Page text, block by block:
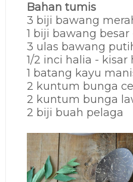
Bahan tumis
3 biji bawang
1 biji bawang
3 ulas bawang
1/2 inci halia - kisar
1 batang kayu
2 kuntum bunga
2 kuntum bunga
2 biji buah pelaga